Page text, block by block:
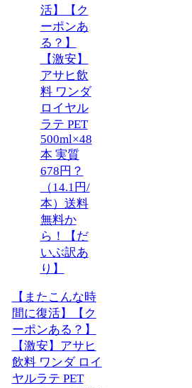
【またこんな時
間に復活】【ク
ーポンある？】
【激安】アサヒ
飲料 ワンダ ロイ
ヤルラテ PET